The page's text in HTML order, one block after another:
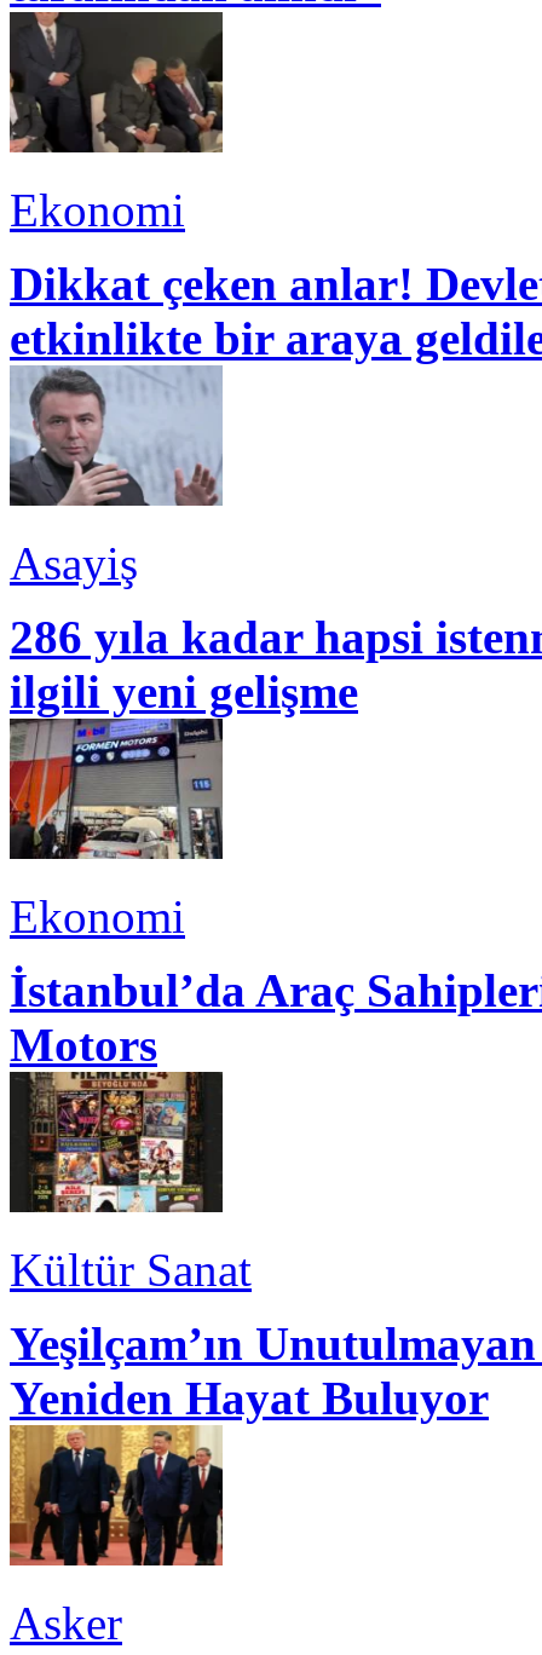
Ekonomi
Dikkat çeken anlar!
etkinlikte bir araya
Asayiş
286 yıla kadar hapsi
ilgili yeni gelişme
Ekonomi
İstanbul’da Araç
Motors
Kültür Sanat
Yeşilçam’ın
Yeniden Hayat Buluyor
Asker